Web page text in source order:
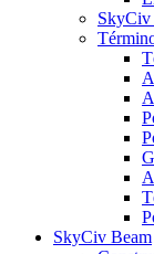
SkyCiv Beam